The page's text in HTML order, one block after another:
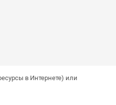
в Интернете) или